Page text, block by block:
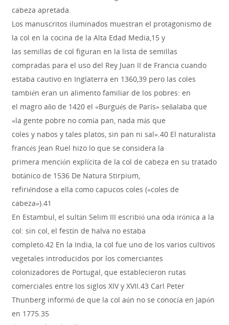
cabeza apretada.
Los manuscritos iluminados muestran el protagonismo de
la col en la cocina de la Alta Edad Media,15 y
las semillas de col figuran en la lista de semillas
compradas para el uso del Rey Juan II de Francia cuando
estaba cautivo en Inglaterra en 1360,39 pero las coles
también eran un alimento familiar de los pobres: en
el magro año de 1420 el «Burgués de París» señalaba que
«la gente pobre no comía pan, nada más que
coles y nabos y tales platos, sin pan ni sal».40 El naturalista
francés Jean Ruel hizo lo que se considera la
primera mención explícita de la col de cabeza en su tratado
botánico de 1536 De Natura Stirpium,
refiriéndose a ella como capucos coles («coles de
cabeza»).41
En Estambul, el sultán Selim III escribió una oda irónica a la
col: sin col, el festín de halva no estaba
completo.42 En la India, la col fue uno de los varios cultivos
vegetales introducidos por los comerciantes
colonizadores de Portugal, que establecieron rutas
comerciales entre los siglos XIV y XVII.43 Carl Peter
Thunberg informó de que la col aún no se conocía en Japón
en 1775.35